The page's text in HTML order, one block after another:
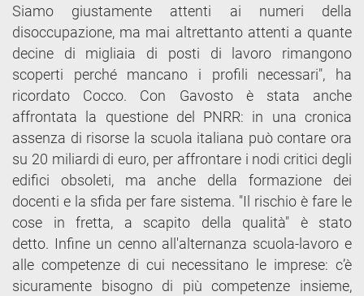
Siamo giustamente attenti ai numeri della
disoccupazione, ma mai altrettanto attenti a quante
decine di migliaia di posti di lavoro rimangono
scoperti perché mancano i profili necessari", ha
ricordato Cocco. Con Gavosto è stata anche
affrontata la questione del PNRR: in una cronica
assenza di risorse la scuola italiana può contare ora
su 20 miliardi di euro, per affrontare i nodi critici degli
edifici obsoleti, ma anche della formazione dei
docenti e la sfida per fare sistema. "Il rischio è fare le
cose in fretta, a scapito della qualità" è stato
detto. Infine un cenno all'alternanza scuola-lavoro e
alle competenze di cui necessitano le imprese: c’è
sicuramente bisogno di più competenze insieme,